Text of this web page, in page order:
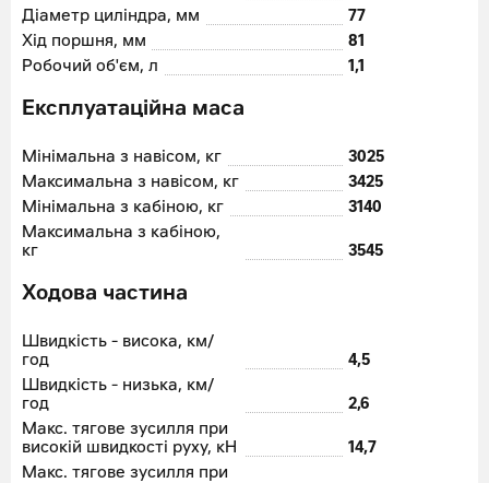
Діаметр циліндра, мм
77
Хід поршня, мм
81
Робочий об'єм, л
1,1
Експлуатаційна маса
Мінімальна з навісом, кг
3025
Максимальна з навісом, кг
3425
Мінімальна з кабіною, кг
3140
Максимальна з кабіною,
кг
3545
Ходова частина
Швидкість - висока, км/
год
4,5
Швидкість - низька, км/
год
2,6
Макс. тягове зусилля при
високій швидкості руху, кН
14,7
Макс. тягове зусилля при